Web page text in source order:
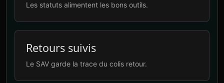
Les statuts alimentent les bons outils.
Retours suivis
Le SAV garde la trace du colis retour.